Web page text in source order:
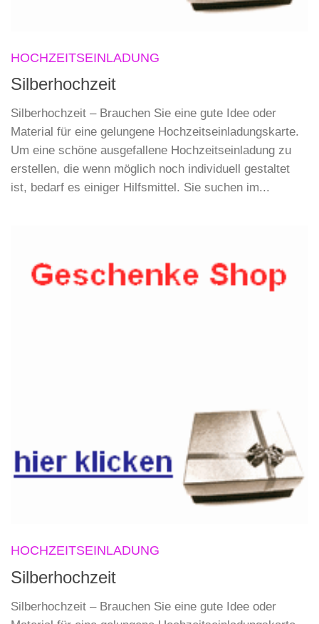
HOCHZEITSEINLADUNG
Silberhochzeit
Silberhochzeit – Brauchen Sie eine gute Idee oder
Material für eine gelungene Hochzeitseinladungskarte.
Um eine schöne ausgefallene Hochzeitseinladung zu
erstellen, die wenn möglich noch individuell gestaltet
ist, bedarf es einiger Hilfsmittel. Sie suchen im...
HOCHZEITSEINLADUNG
Silberhochzeit
Silberhochzeit – Brauchen Sie eine gute Idee oder